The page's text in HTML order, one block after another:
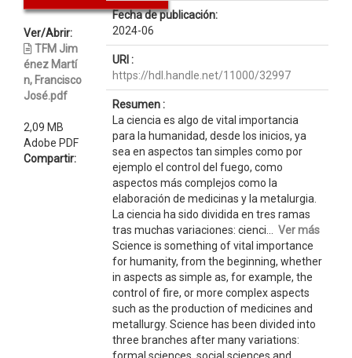
Ver/Abrir:
TFM Jim
énez Martí
n, Francisco
José.pdf
2,09 MB
Adobe PDF
Compartir:
Fecha de publicación:
2024-06
URI :
https://hdl.handle.net/11000/32997
Resumen :
La ciencia es algo de vital importancia
para la humanidad, desde los inicios, ya
sea en aspectos tan simples como por
ejemplo el control del fuego, como
aspectos más complejos como la
elaboración de medicinas y la metalurgia.
La ciencia ha sido dividida en tres ramas
tras muchas variaciones: cienci... Ver más
Science is something of vital importance
for humanity, from the beginning, whether
in aspects as simple as, for example, the
control of fire, or more complex aspects
such as the production of medicines and
metallurgy. Science has been divided into
three branches after many variations: